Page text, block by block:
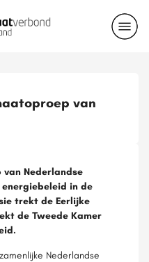
van
Nederlandse
in de
trekt de Eerlijke
de Tweede Kamer
Nederlandse